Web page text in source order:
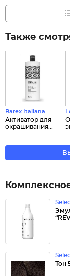
Также
Barex Italiana
Активатор для
окрашивания...
Тон